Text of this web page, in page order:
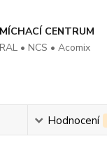
MÍCHACÍ CENTRUM
RAL • NCS • Acomix
Hodnocení